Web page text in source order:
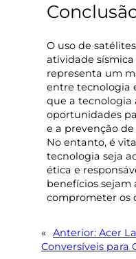
O uso de
atividade
representa um
entre tecnologia
que a tecnologia
oportunidades
e a prevenção
No entanto, é
tecnologia seja
ética e
benefícios sejam
comprometer os
« Anterior: Acer
Conversíveis para